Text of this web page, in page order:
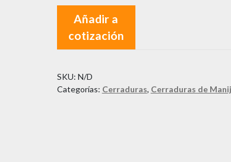
de
Manija
Bari
Rosado
Añadir a
cotización
SKU: N/D
Categorías: Cerraduras, Cerraduras de